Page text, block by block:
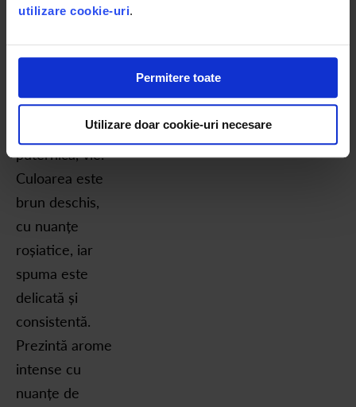
utilizare cookie-uri.
Permitere toate
Utilizare doar cookie-uri necesare
corp bine
retrogust
amintire
puternică, vie.
Culoarea este
brun deschis,
cu nuanțe
roșiatice, iar
spuma este
delicată și
consistentă.
Prezintă arome
intense cu
nuanțe de